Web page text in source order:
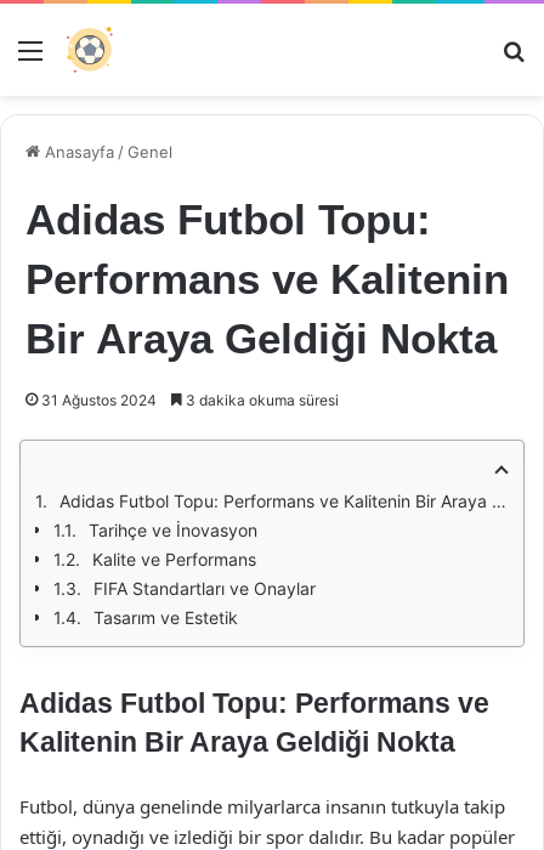
Menü
Anasayfa /Genel
Adidas Futbol Topu:
Performans ve Kalitenin
Bir Araya Geldiği Nokta
31 Ağustos 2024 3 dakika okuma süresi
Adidas Futbol Topu: Performans ve Kalitenin Bir Araya Geldiği Nokta
Tarihçe ve İnovasyon
Kalite ve Performans
FIFA Standartları ve Onaylar
Tasarım ve Estetik
Adidas Futbol Topu: Performans ve
Kalitenin Bir Araya Geldiği Nokta
Futbol, dünya genelinde milyarlarca insanın tutkuyla takip
ettiği, oynadığı ve izlediği bir spor dalıdır. Bu kadar popüler